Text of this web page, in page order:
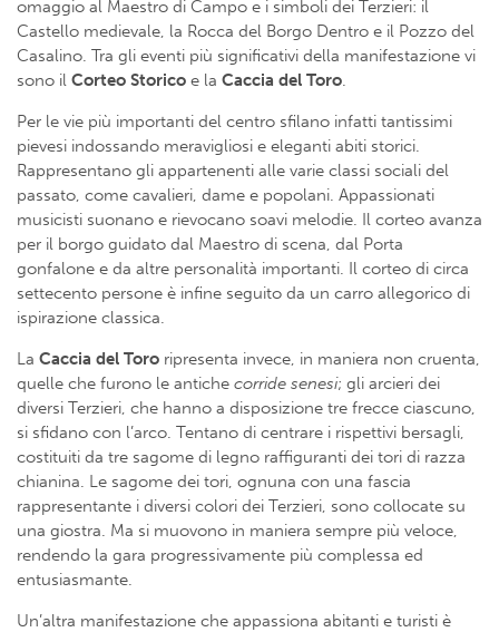
omaggio al Maestro di Campo e i simboli dei Terzieri: il
Castello medievale, la Rocca del Borgo Dentro e il Pozzo del
Casalino. Tra gli eventi più significativi della manifestazione vi
sono il Corteo Storico e la Caccia del Toro
Per le vie più importanti del centro sfilano infatti tantissimi
pievesi indossando meravigliosi e eleganti abiti storici.
Rappresentano gli appartenenti alle varie classi sociali del
passato, come cavalieri, dame e popolani. Appassionati
musicisti suonano e rievocano soavi melodie. Il corteo avanza
per il borgo guidato dal Maestro di scena, dal Porta
gonfalone e da altre personalità importanti. Il corteo di circa
settecento persone è infine seguito da un carro allegorico di
ispirazione classica.
La Caccia del Toro ripresenta invece, in maniera non cruenta,
quelle che furono le antiche corride senesi; gli arcieri dei
diversi Terzieri, che hanno a disposizione tre frecce ciascuno,
si sfidano con l’arco. Tentano di centrare i rispettivi bersagli,
costituiti da tre sagome di legno raffiguranti dei tori di razza
chianina. Le sagome dei tori, ognuna con una fascia
rappresentante i diversi colori dei Terzieri, sono collocate su
una giostra. Ma si muovono in maniera sempre più veloce,
rendendo la gara progressivamente più complessa ed
entusiasmante.
Un’altra manifestazione che appassiona abitanti e turisti è